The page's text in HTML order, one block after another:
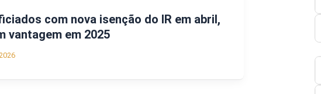
com nova isenção do IR em abril,
vantagem em 2025